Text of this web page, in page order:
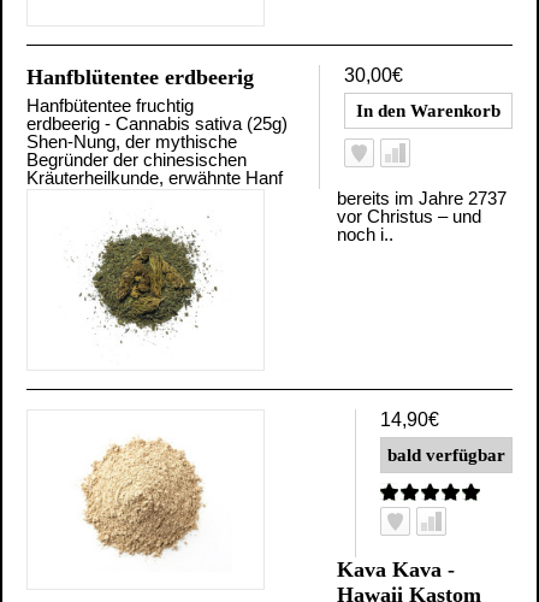
30,00€
Hanfblütentee erdbeerig
Hanfbütentee fruchtig
erdbeerig - Cannabis sativa (25g)
Shen-Nung, der mythische
Begründer der chinesischen
Kräuterheilkunde, erwähnte Hanf
bereits im Jahre 2737
vor Christus – und
noch i..
14,90€
Kava Kava -
Hawaii Kastom